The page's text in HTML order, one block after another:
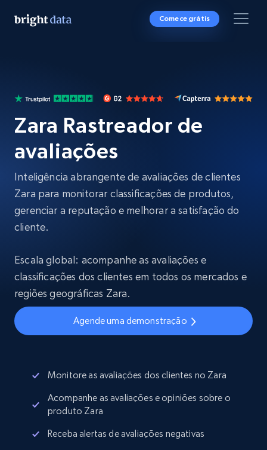
Comece grátis
Zara Rastreador de
avaliações
Inteligência abrangente de avaliações de clientes
Zara para monitorar classificações de produtos,
gerenciar a reputação e melhorar a satisfação do
cliente.
Escala global: acompanhe as avaliações e
classificações dos clientes em todos os mercados e
regiões geográficas Zara.
Agende uma demonstração
Monitore as avaliações dos clientes no Zara
Acompanhe as avaliações e opiniões sobre o
produto Zara
Receba alertas de avaliações negativas